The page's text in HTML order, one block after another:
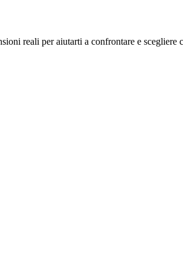
reali per aiutarti a confrontare e scegliere